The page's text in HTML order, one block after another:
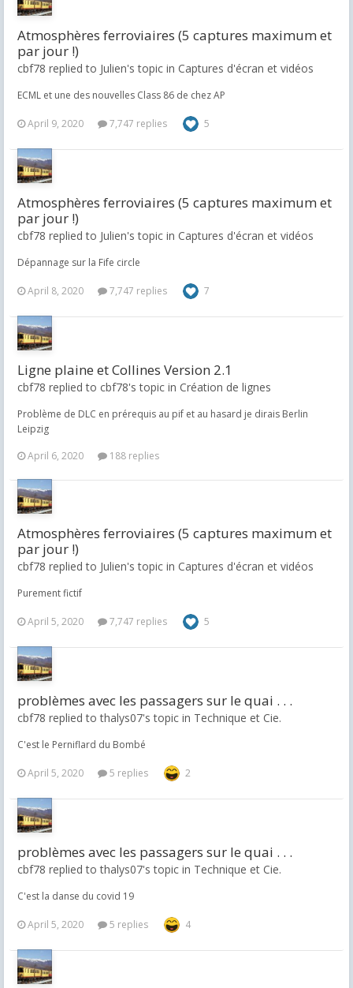
Atmosphères ferroviaires (5 captures maximum et
par jour !)
cbf78 replied to Julien's topic in Captures d'écran et vidéos
ECML et une des nouvelles Class 86 de chez AP
April 9, 2020 7,747 replies 5
Atmosphères ferroviaires (5 captures maximum et
par jour !)
cbf78 replied to Julien's topic in Captures d'écran et vidéos
Dépannage sur la Fife circle
April 8, 2020 7,747 replies 7
Ligne plaine et Collines Version 2.1
cbf78 replied to cbf78's topic in Création de lignes
Problème de DLC en prérequis au pif et au hasard je dirais Berlin
Leipzig
April 6, 2020
188 replies
Atmosphères ferroviaires (5 captures maximum et
par jour !)
cbf78 replied to Julien's topic in Captures d'écran et vidéos
Purement fictif
April 5, 2020 7,747 replies 5
problèmes avec les passagers sur le quai . . .
cbf78 replied to thalys07's topic in Technique et Cie.
C'est le Perniflard du Bombé
April 5, 2020 5 replies 2
problèmes avec les passagers sur le quai . . .
cbf78 replied to thalys07's topic in Technique et Cie.
C'est la danse du covid 19
April 5, 2020 5 replies 4